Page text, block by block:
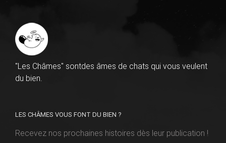
"Les Châmes" sontdes âmes de chats qui vous veulent
du bien.
LES CHÂMES VOUS FONT DU BIEN ?
Recevez nos prochaines histoires dès leur publication !